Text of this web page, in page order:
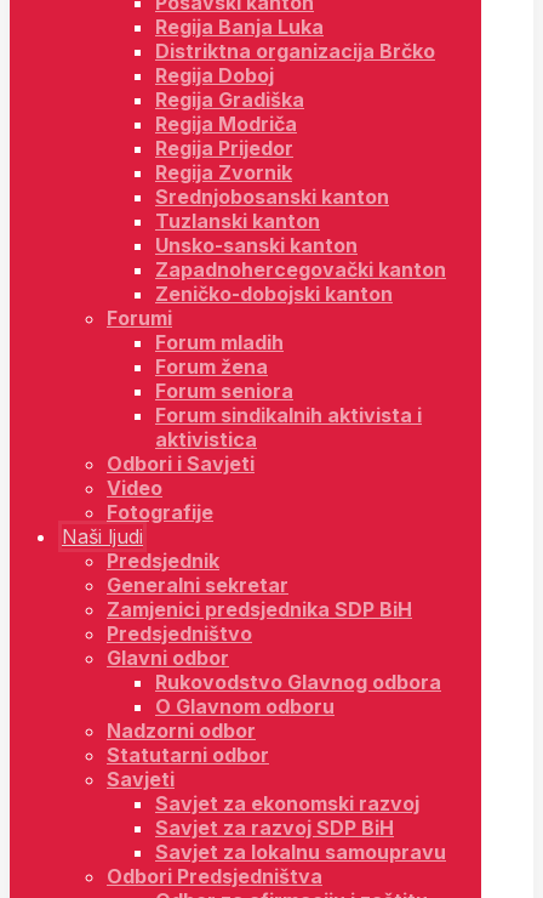
Regija Banja Luka
Distriktna organizacija Brčko
Regija Doboj
Regija Gradiška
Regija Modriča
Regija Prijedor
Regija Zvornik
Srednjobosanski kanton
Tuzlanski kanton
Unsko-sanski kanton
Zapadnohercegovački kanton
Zeničko-dobojski kanton
Forumi
Forum mladih
Forum žena
Forum seniora
Forum sindikalnih aktivista i
aktivistica
Odbori i Savjeti
Video
Fotografije
Naši ljudi
Predsjednik
Generalni sekretar
Zamjenici predsjednika SDP BiH
Predsjedništvo
Glavni odbor
Rukovodstvo Glavnog odbora
O Glavnom odboru
Nadzorni odbor
Statutarni odbor
Savjeti
Savjet za ekonomski razvoj
Savjet za razvoj SDP BiH
Savjet za lokalnu samoupravu
Odbori Predsjedništva